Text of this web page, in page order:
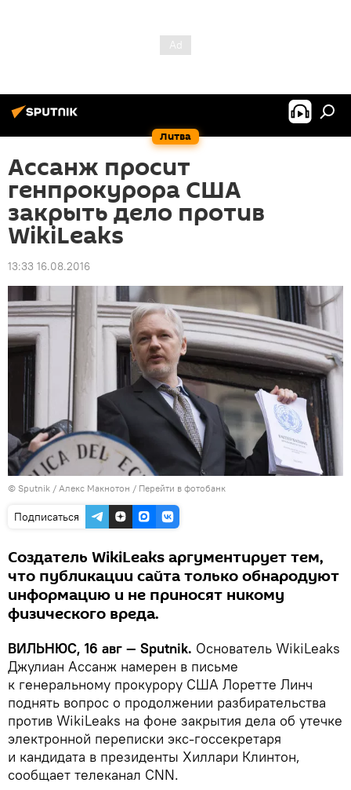
Литва
Ассанж просит
генпрокурора США
закрыть дело против
WikiLeaks
13:33 16.08.2016
© Sputnik / Алекс Макнотон / Перейти в фотобанк
Подписаться
Создатель WikiLeaks аргументирует тем,
что публикации сайта только обнародуют
информацию и не приносят никому
физического вреда.
ВИЛЬНЮС, 16 авг — Sputnik. Основатель WikiLeaks
Джулиан Ассанж намерен в письме
к генеральному прокурору США Лоретте Линч
поднять вопрос о продолжении разбирательства
против WikiLeaks на фоне закрытия дела об утечке
электронной переписки экс-госсекретаря
и кандидата в президенты Хиллари Клинтон,
сообщает телеканал CNN.